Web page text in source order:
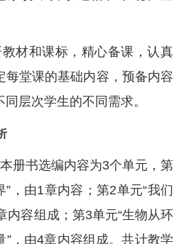
教材和课标，精心备课，认真
每堂课的基础内容，预备内容
层次学生的不同需求。
册书选编内容为3个单元，第
”，由1章内容；第2单元“我们
内容组成；第3单元“生物从环
”，由4章内容组成。共计教学